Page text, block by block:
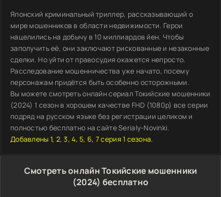
Японский криминальный триллер, рассказывающий о
мире мошенников в области недвижимости. Герои
нацелились на добычу в 10 миллиардов йен. Чтобы
заполучить её, они заключают рискованные и незаконные
сделки. Но уйти от правосудия окажется непросто.
Расследование мошенничества уже начато, посему
персонажам придётся быть особенно осторожными.
Вы можете смотреть онлайн сериал Токийские мошенники
(2024) 1 сезон в хорошем качестве FHD (1080p) все серии
подряд на русском языке без регистрации целиком и
полностью бесплатно на сайте Serialy-Novinki.
Добавлены 1, 2, 3, 4, 5, 6, 7 серия 1 сезона.
Смотреть онлайн Токийские мошенники
(2024) бесплатно